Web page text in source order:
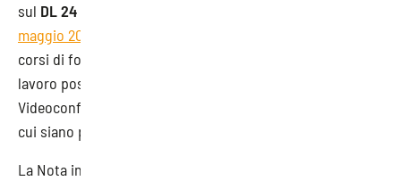
sul DL 24 marzo 2022, n. 24
maggio 2022 n. 52
corsi di formazione in materia di salute e sicurezza sul
lavoro possono essere svolti sia in presenza in aula, sia in
Videoconferenza (FAD sincrona), ad eccezione dei casi in
cui siano previsti addestramento o prove pratiche”.
La Nota indica che la lettura combinata delle varie